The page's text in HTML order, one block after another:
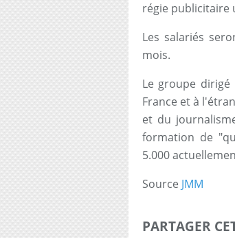
régie publicitaire
Les salariés
mois.
Le groupe dirigé
France et à
et du
formation de
5.000
Source JMM
PARTAGER